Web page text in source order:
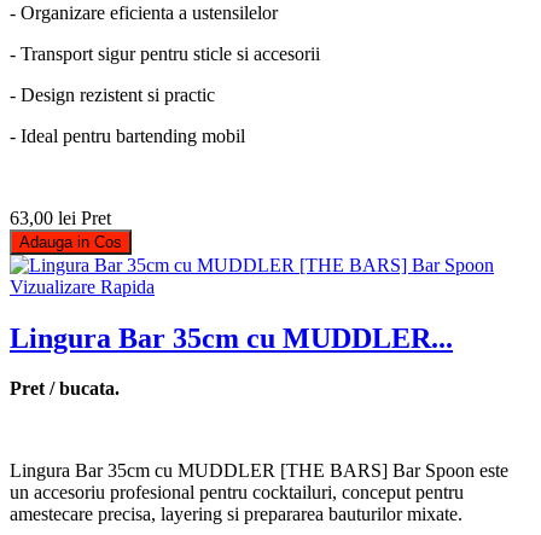
- Organizare eficienta a ustensilelor
- Transport sigur pentru sticle si accesorii
- Design rezistent si practic
- Ideal pentru bartending mobil
63,00 lei Pret
Adauga in Cos
Vizualizare Rapida
Lingura Bar 35cm cu MUDDLER...
Pret / bucata.
Lingura Bar 35cm cu MUDDLER [THE BARS] Bar Spoon este
un accesoriu profesional pentru cocktailuri, conceput pentru
amestecare precisa, layering si prepararea bauturilor mixate.